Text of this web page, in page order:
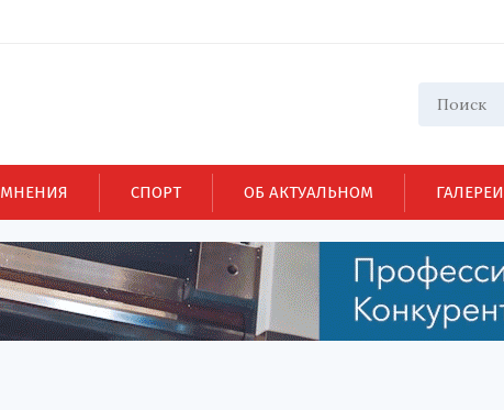
МНЕНИЯ СПОРТ ОБ АКТУАЛЬНОМ ГАЛЕРЕИ